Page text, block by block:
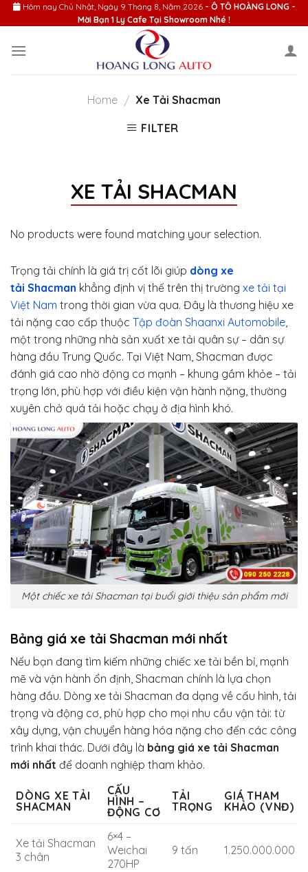
Skip
to
Hôm nay Chủ Nhật, Ngày 9 Tháng 8, Năm 2026 - Ô TÔ HOÀNG LONG -
Mời Bạn 1 Ly Cafe Tại Showroom Nhé !
Home / Xe Tải Shacman
FILTER
XE TẢI SHACMAN
No products were found matching your selection.
Trọng tải chính là giá trị cốt lõi giúp dòng xe
tải Shacman khẳng định vị thế trên thị trường xe tải tại
Việt Nam trong thời gian vừa qua. Đây là thương hiệu xe
tải nặng cao cấp thuộc Tập đoàn Shaanxi Automobile,
một trong những nhà sản xuất xe tải quân sự – dân sự
hàng đầu Trung Quốc. Tại Việt Nam, Shacman được
đánh giá cao nhờ động cơ mạnh – khung gầm khỏe – tải
trọng lớn, phù hợp với điều kiện vận hành nặng, thường
xuyên chở quá tải hoặc chạy ở địa hình khó.
Một chiếc xe tải Shacman tại buổi giới thiệu sản phẩm mới
Bảng giá xe tải Shacman mới nhất
Nếu bạn đang tìm kiếm những chiếc xe tải bền bỉ, mạnh
mẽ và vận hành ổn định, Shacman chính là lựa chọn
hàng đầu. Dòng xe tải Shacman đa dạng về cấu hình, tải
trọng và động cơ, phù hợp cho mọi nhu cầu vận tải: từ
xây dựng, vận chuyển hàng hóa nặng cho đến các công
trình khai thác. Dưới đây là bảng giá xe tải Shacman
mới nhất để doanh nghiệp tham khảo.
DÒNG XE TẢI
SHACMAN
CẤU
HÌNH –
ĐỘNG CƠ
TẢI
TRỌNG
GIÁ THAM
KHẢO (VNĐ)
Xe tải Shacman
3 chân
6×4 –
Weichai
270HP
9 tấn 1.250.000.000